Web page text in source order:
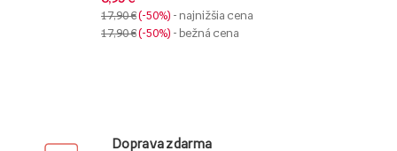
17,90 € -50% - najnižšia cena
17,90 € -50% - bežná cena
Doprava zdarma